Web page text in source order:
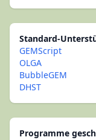
Standard-
GEMScript
OLGA
BubbleGEM
DHST
Programme